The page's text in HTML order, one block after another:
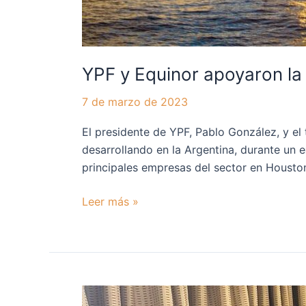
YPF y Equinor apoyaron
7 de marzo de 2023
El presidente de YPF, Pablo González, y
desarrollando en la Argentina, durante un
principales empresas del sector en
Leer más »
YPF